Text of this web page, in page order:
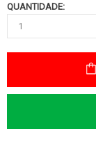
QUANTIDADE: